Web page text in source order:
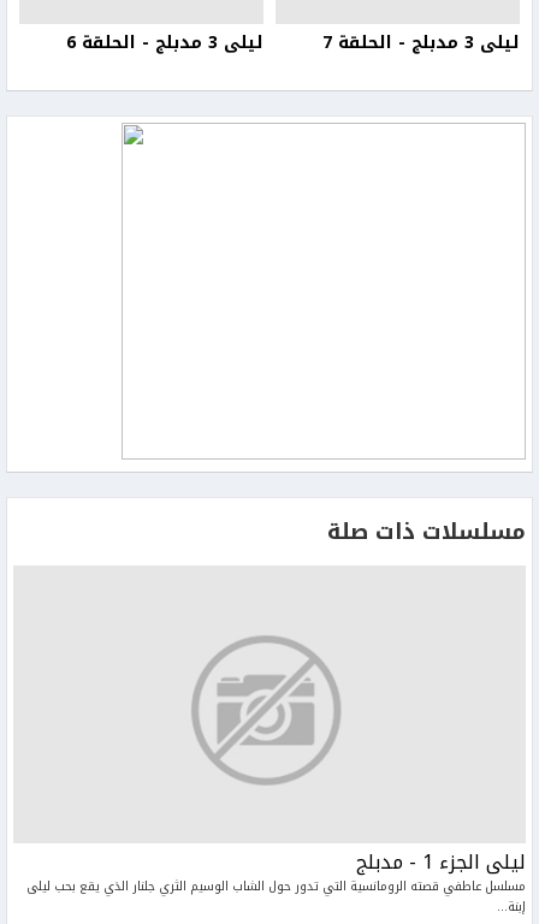
ليلى 3 مدبلج - الحلقة 7 ليلى 3 مدبلج - الحلقة 6
مسلسلات ذات صلة
ليلى الجزء 1 - مدبلج
مسلسل عاطفي قصته الرومانسية التي تدور حول الشاب الوسيم الثري جلنار الذي يقع بحب ليلى
إبنة...